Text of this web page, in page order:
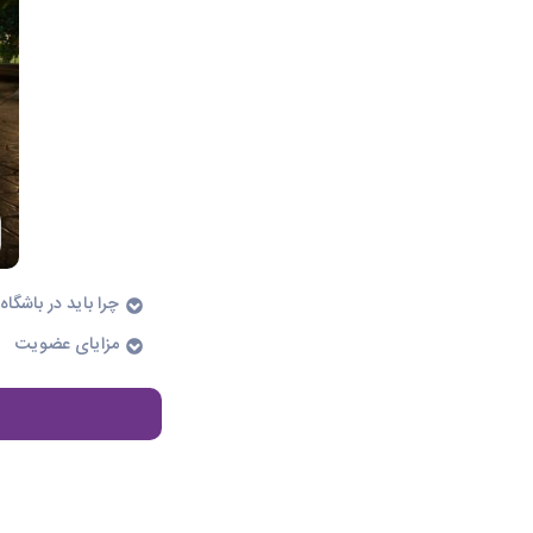
چرا باید در
مزایای عضویت